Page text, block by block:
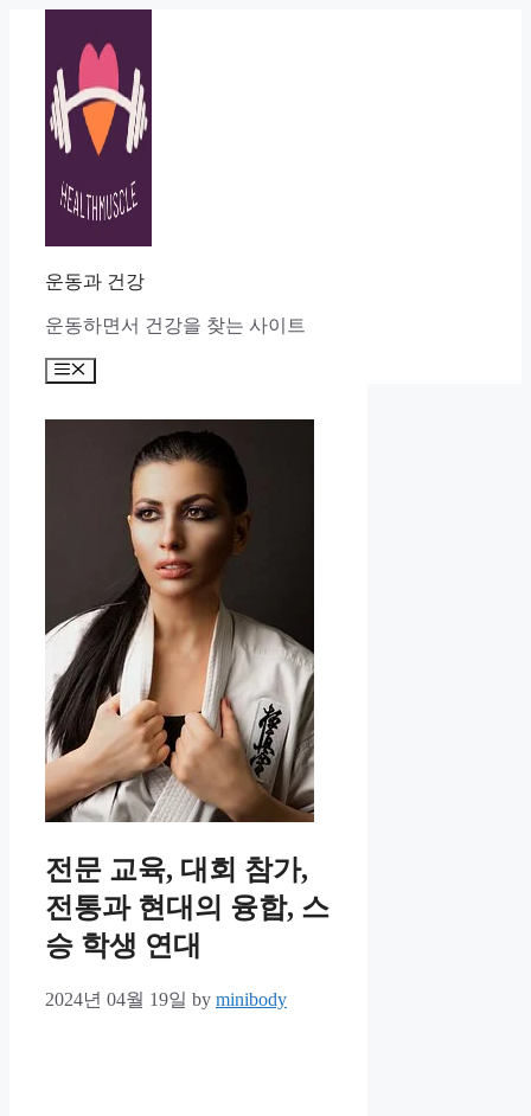
운동과 건강
운동하면서 건강을 찾는 사이트
Menu
전문 교육, 대회 참가,
전통과 현대의 융합, 스
승 학생 연대
2024년 04월 19일 by minibody